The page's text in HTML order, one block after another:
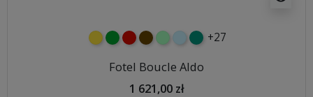
żółtyzielonyczerwony
czekoladowy
miętowybłękitny
turkusowy
+27
Fotel Boucle Aldo
1 621,00 zł